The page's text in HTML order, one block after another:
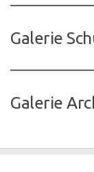
Galerie
Galerie